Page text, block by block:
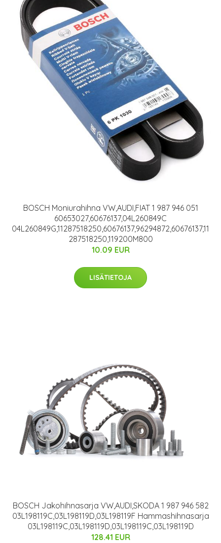
BOSCH Moniurahihna VW,AUDI,FIAT 1 987 946 051
60653027,60676137,04L260849C
04L260849G,11287518250,60676137,96294872,60676137,11
287518250,119200M800
10.09 EUR
LISÄTIETOJA
BOSCH Jakohihnasarja VW,AUDI,SKODA 1 987 946 582
03L198119C,03L198119D,03L198119F Hammashihnasarja
03L198119C,03L198119D,03L198119C,03L198119D
128.41 EUR